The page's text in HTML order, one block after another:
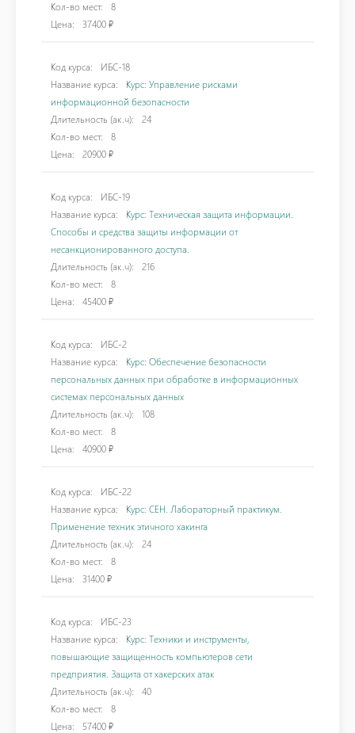
Кол-во мест:
8
Цена:
37400 ₽
Код курса:
ИБС-18
Название курса:
Курс: Управление рисками
информационной безопасности
Длительность (ак.ч):
24
Кол-во мест:
8
Цена:
20900 ₽
Код курса:
ИБС-19
Название курса:
Курс: Техническая защита информации.
Способы и средства защиты информации от
несанкционированного доступа.
Длительность (ак.ч):
216
Кол-во мест:
8
Цена:
45400 ₽
Код курса:
ИБС-2
Название курса:
Курс: Обеспечение безопасности
персональных данных при обработке в информационных
системах персональных данных
Длительность (ак.ч):
108
Кол-во мест:
8
Цена:
40900 ₽
Код курса:
ИБС-22
Название курса:
Курс: CEH. Лабораторный практикум.
Применение техник этичного хакинга
Длительность (ак.ч):
24
Кол-во мест:
8
Цена:
31400 ₽
Код курса:
ИБС-23
Название курса:
Курс: Техники и инструменты,
повышающие защищенность компьютеров сети
предприятия. Защита от хакерских атак
Длительность (ак.ч):
40
Кол-во мест:
8
Цена:
57400 ₽